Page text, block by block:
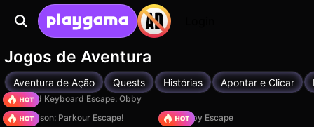
Jogos de Aventura
Aventura de Ação Quests Histórias Apontar e Clicar
+1 Speed Keyboard Escape: Obby
Barry Prison: Parkour Escape!
Your Obby Escape